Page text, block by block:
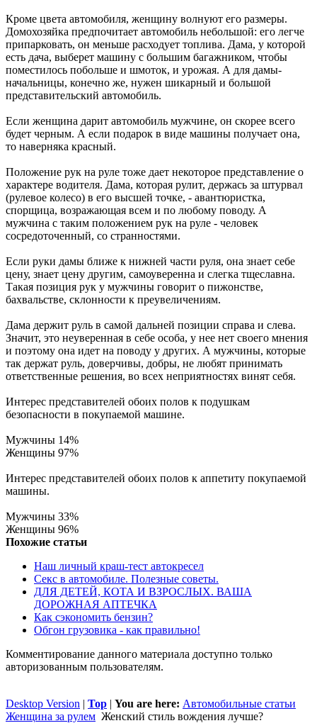
Кроме цвета автомобиля, женщину волнуют его размеры.
Домохозяйка предпочитает автомобиль небольшой: его легче
припарковать, он меньше расходует топлива. Дама, у которой
есть дача, выберет машину с большим багажником, чтобы
поместилось побольше и шмоток, и урожая. А для дамы-
начальницы, конечно же, нужен шикарный и большой
представительский автомобиль.
Если женщина дарит автомобиль мужчине, он скорее всего
будет черным. А если подарок в виде машины получает она,
то наверняка красный.
Положение рук на руле тоже дает некоторое представление о
характере водителя. Дама, которая рулит, держась за штурвал
(рулевое колесо) в его высшей точке, - авантюристка,
спорщица, возражающая всем и по любому поводу. А
мужчина с таким положением рук на руле - человек
сосредоточенный, со странностями.
Если руки дамы ближе к нижней части руля, она знает себе
цену, знает цену другим, самоуверенна и слегка тщеславна.
Такая позиция рук у мужчины говорит о пижонстве,
бахвальстве, склонности к преувеличениям.
Дама держит руль в самой дальней позиции справа и слева.
Значит, это неуверенная в себе особа, у нее нет своего мнения
и поэтому она идет на поводу у других. А мужчины, которые
так держат руль, доверчивы, добры, не любят принимать
ответственные решения, во всех неприятностях винят себя.
Интерес представителей обоих полов к подушкам
безопасности в покупаемой машине.
Мужчины 14%
Женщины 97%
Интерес представителей обоих полов к аппетиту покупаемой
машины.
Мужчины 33%
Женщины 96%
Похожие статьи
Наш личный краш-тест автокресел
Секс в автомобиле. Полезные советы.
ДЛЯ ДЕТЕЙ, КОТА И ВЗРОСЛЫХ. ВАША
ДОРОЖНАЯ АПТЕЧКА
Как сэкономить бензин?
Обгон грузовика - как правильно!
Комментирование данного материала доступно только
авторизованным пользователям.
Desktop Version | Top | You are here: Автомобильные статьи
Женщина за рулем Женский стиль вождения лучше?